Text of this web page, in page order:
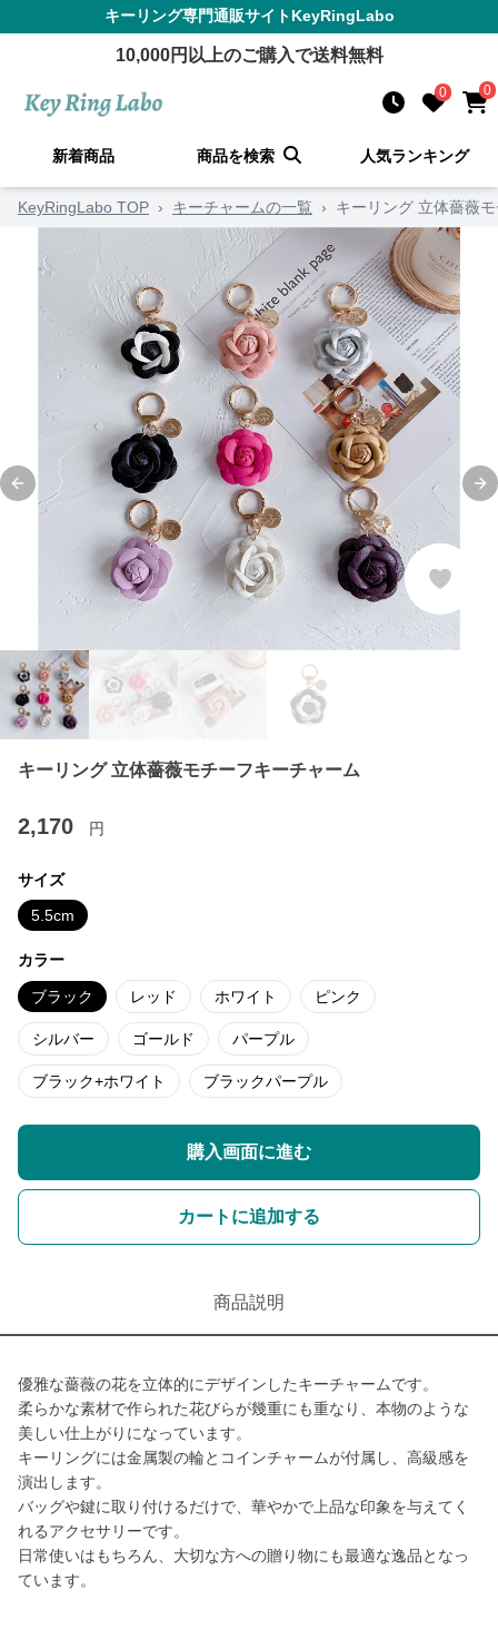
キーリング専門通販サイトKeyRingLabo
10,000円以上のご購入で送料無料
0 0
新着商品 商品を検索 人気ランキング
KeyRingLabo TOP › キーチャームの一覧 › キーリング 立体薔薇
Previous slide
キーリング 立体薔薇モチーフキーチャーム
2,170 円
サイズ
5.5cm
カラー
ブラック レッド ホワイト ピンク
シルバー ゴールド パープル
ブラック+ホワイト ブラックパープル
購入画面に進む
カートに追加する
商品説明
優雅な薔薇の花を立体的にデザインしたキーチャームです。
柔らかな素材で作られた花びらが幾重にも重なり、本物のような
美しい仕上がりになっています。
キーリングには金属製の輪とコインチャームが付属し、高級感を
演出します。
バッグや鍵に取り付けるだけで、華やかで上品な印象を与えてく
れるアクセサリーです。
日常使いはもちろん、大切な方への贈り物にも最適な逸品となっ
ています。